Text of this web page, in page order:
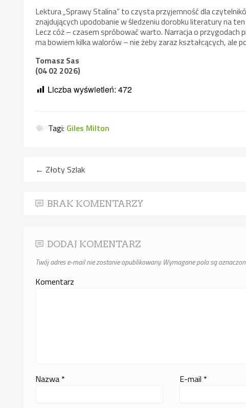
Lektura „Sprawy Stalina” to czysta przyjemność dla
znajdujących upodobanie w śledzeniu dorobku literatury na
Lecz cóż – czasem spróbować warto. Narracja o przygodach
ma bowiem kilka walorów – nie żeby zaraz kształcących, ale
Tomasz Sas
(04 02 2026)
Liczba wyświetleń: 472
Tagi: Giles Milton
← Złoty Szlak
BRAK KOMENTARZY
DODAJ KOMENTARZ
Twój adres e-mail nie zostanie opublikowany.Wymagane pola są
Komentarz
Nazwa * E-mail *